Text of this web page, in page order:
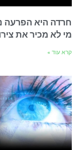
חרדה היא הפרעה
מי לא מכיר את
קרא עוד »